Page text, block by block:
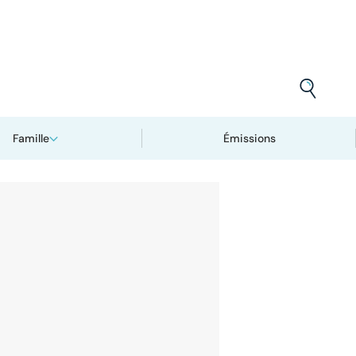
Famille Émissions